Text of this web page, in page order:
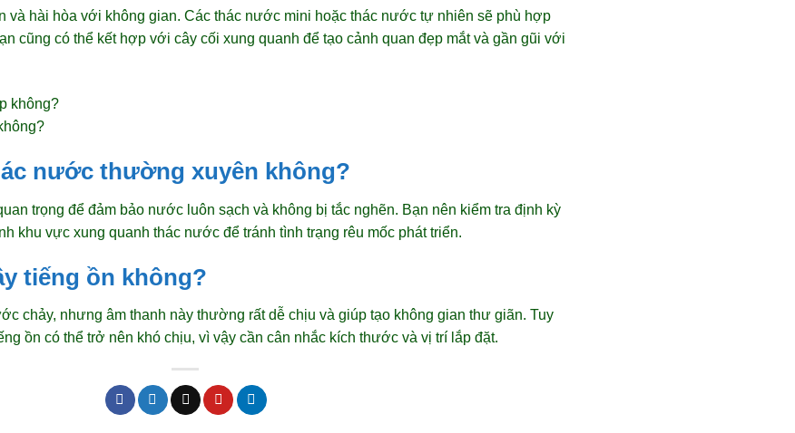
và hài hòa với không gian. Các thác nước mini hoặc thác nước tự nhiên sẽ phù hợp
cũng có thể kết hợp với cây cối xung quanh để tạo cảnh quan đẹp mắt và gần gũi với
nước thường xuyên không?
trọng để đảm bảo nước luôn sạch và không bị tắc nghẽn. Bạn nên kiểm tra định kỳ
khu vực xung quanh thác nước để tránh tình trạng rêu mốc phát triển.
tiếng ồn không?
chảy, nhưng âm thanh này thường rất dễ chịu và giúp tạo không gian thư giãn. Tuy
ồn có thể trở nên khó chịu, vì vậy cần cân nhắc kích thước và vị trí lắp đặt.